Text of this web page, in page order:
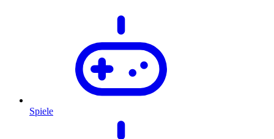
Spiele